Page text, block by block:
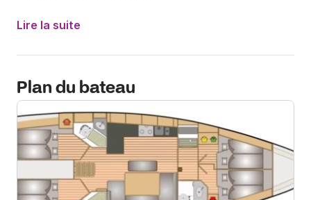
LES PRIX COMPRENNENT :
- Frais d'amarrage au port de base
- Gaz, draps, serviettes.
PRIX SKIPPER/JOUR 150 EUROS
ENTRETIEN
PRIX SERVEUR/MARTIN/HÔTESSE/JOUR 130
EUROS + ENTRETIEN
NETTOYAGE FINAL 90 EUROS
Lire la suite
Plan du bateau